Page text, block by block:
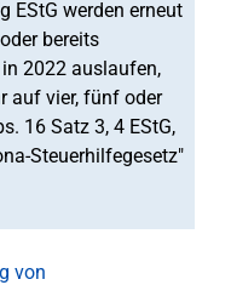
EStG werden erneut
bereits
2022 auslaufen,
auf vier, fünf oder
16 Satz 3, 4 EStG,
Steuerhilfegesetz"
von